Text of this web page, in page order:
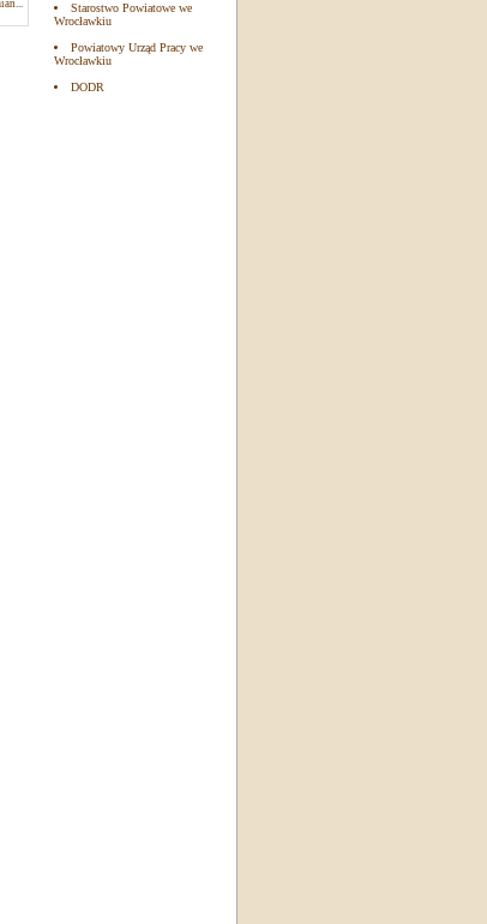
Starostwo Powiatowe we
Wrocławkiu
Powiatowy Urząd Pracy we
Wrocławkiu
DODR